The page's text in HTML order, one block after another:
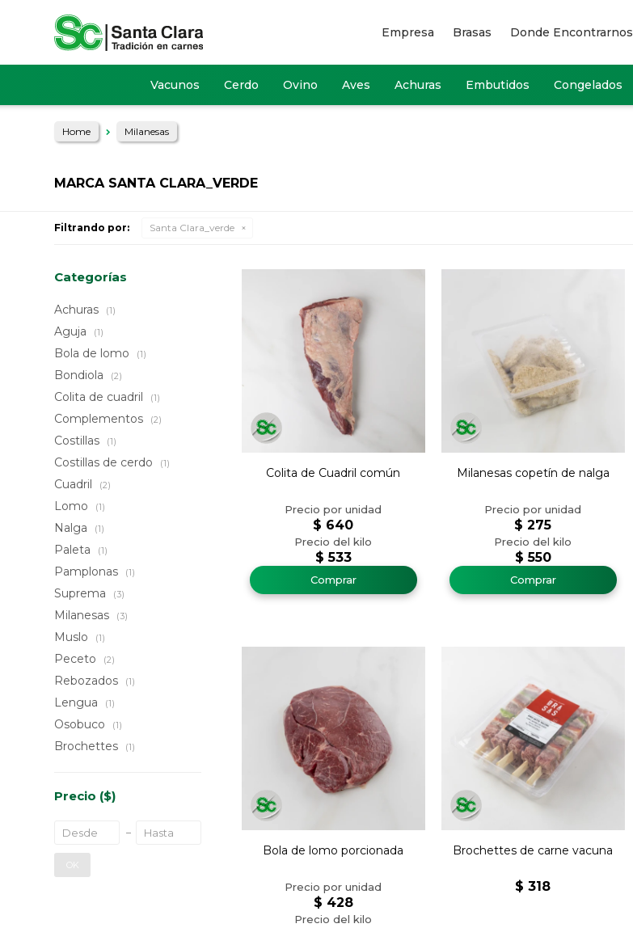
Vacunos Cerdo Ovino Aves Achuras Embutidos Congelados
Empresa Brasas Donde Encontrarnos
Home Milanesas
MARCA SANTA CLARA_VERDE
Filtrando por: Santa Clara_verde
Colita de Cuadril común
$ 533
$ 640
Milanesas copetín de nalga
$ 550
$ 275
Bola de lomo porcionada
$ 428
Brochettes de carne vacuna
$ 318
Categorías
Achuras (1)
Aguja (1)
Bola de lomo (1)
Bondiola (2)
Colita de cuadril (1)
Complementos (2)
Costillas (1)
Costillas de cerdo (1)
Cuadril (2)
Lomo (1)
Nalga (1)
Paleta (1)
Pamplonas (1)
Suprema (3)
Milanesas (3)
Muslo (1)
Peceto (2)
Rebozados (1)
Lengua (1)
Osobuco (1)
Brochettes (1)
Precio ($)
OK